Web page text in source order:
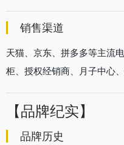
销售渠道
天猫、京东、拼多多等主流
柜、授权经销商、月子中心
【品牌纪实】
品牌历史